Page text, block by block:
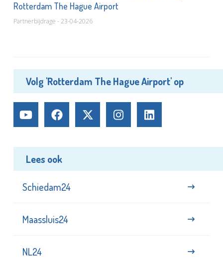
Rotterdam The Hague Airport
Partnerbijdrage - 23-04-2026
Volg 'Rotterdam The Hague Airport' op
Lees ook
Schiedam24
Maassluis24
NL24